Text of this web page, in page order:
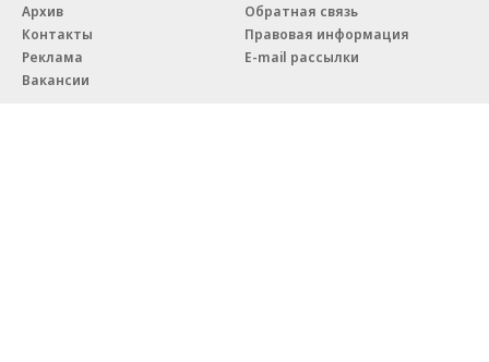
Архив
Контакты
Реклама
Вакансии
Обратная связь
Правовая информация
E-mail рассылки